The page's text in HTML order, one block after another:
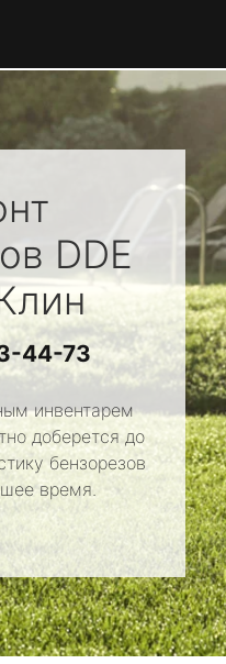
DDE
44-73
инвентарем
доберется до
бензорезов
время.